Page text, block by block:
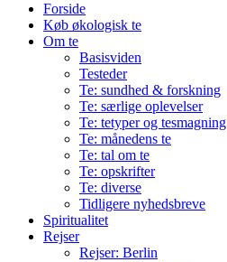
Forside
Køb økologisk te
Om te
Basisviden
Testeder
Te: sundhed & forskning
Te: særlige oplevelser
Te: tetyper og tesmagning
Te: månedens te
Te: tal om te
Te: opskrifter
Te: diverse
Tidligere nyhedsbreve
Spiritualitet
Rejser
Rejser: Berlin